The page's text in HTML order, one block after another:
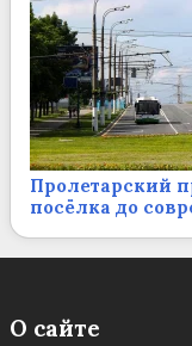
Пролетарский
посёлка до
О сайте